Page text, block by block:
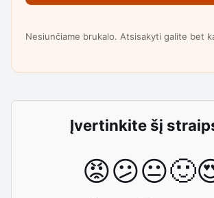
Nesiunčiame brukalo. Atsisakyti galite bet
Įvertinkite šį
😡😕😐🙂